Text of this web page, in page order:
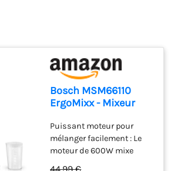
Bosch MSM66110
ErgoMixx - Mixeur
Puissant moteur pour
mélanger facilement : Le
moteur de 600W mixe
44,99 €